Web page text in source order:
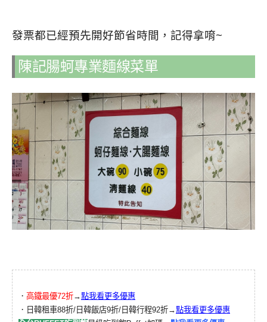
發票都已經預先開好節省時間，記得拿唷~
陳記腸蚵專業麵線菜單
． 高鐵最優72折→點我看更多優惠
．日韓租車88折/日韓飯店9折/日韓行程92折→點我看更多優惠